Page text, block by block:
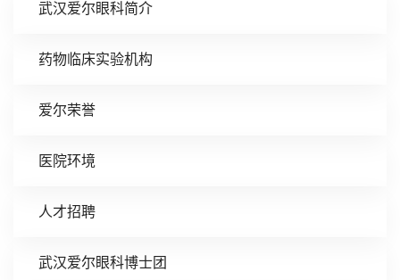
武汉爱尔眼科简介
药物临床实验机构
爱尔荣誉
医院环境
人才招聘
武汉爱尔眼科博士团